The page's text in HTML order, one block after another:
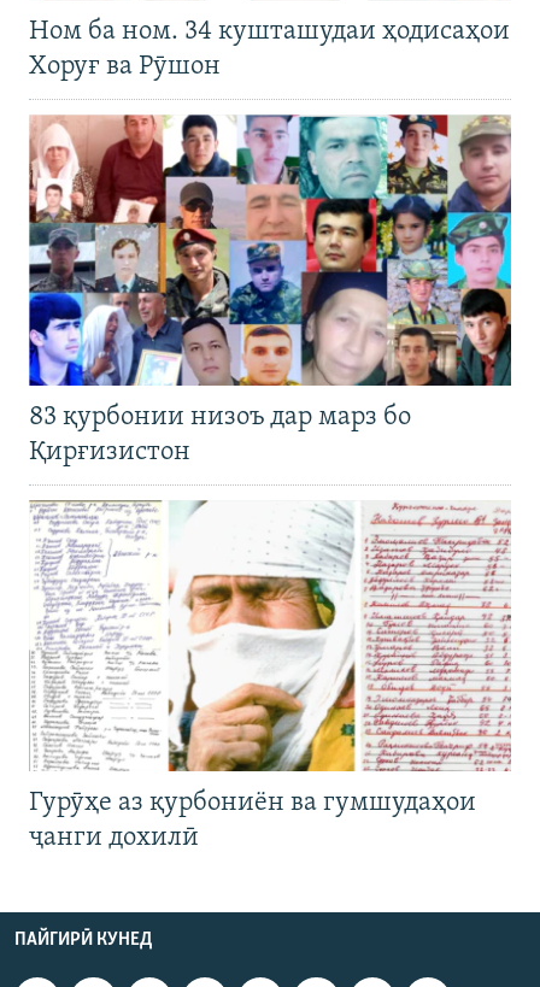
Ном ба ном. 34 кушташудаи ҳодисаҳои
Хоруғ ва Рӯшон
83 қурбонии низоъ дар марз бо
Қирғизистон
Гурӯҳе аз қурбониён ва гумшудаҳои
ҷанги дохилӣ
ПАЙГИРӢ КУНЕД